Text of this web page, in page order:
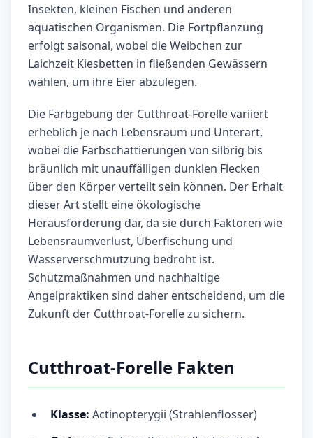
Insekten, kleinen Fischen und anderen
aquatischen Organismen. Die Fortpflanzung
erfolgt saisonal, wobei die Weibchen zur
Laichzeit Kiesbetten in fließenden Gewässern
wählen, um ihre Eier abzulegen.
Die Farbgebung der Cutthroat-Forelle variiert
erheblich je nach Lebensraum und Unterart,
wobei die Farbschattierungen von silbrig bis
bräunlich mit unauffälligen dunklen Flecken
über den Körper verteilt sein können. Der Erhalt
dieser Art stellt eine ökologische
Herausforderung dar, da sie durch Faktoren wie
Lebensraumverlust, Überfischung und
Wasserverschmutzung bedroht ist.
Schutzmaßnahmen und nachhaltige
Angelpraktiken sind daher entscheidend, um die
Zukunft der Cutthroat-Forelle zu sichern.
Cutthroat-Forelle Fakten
Klasse: Actinopterygii (Strahlenflosser)